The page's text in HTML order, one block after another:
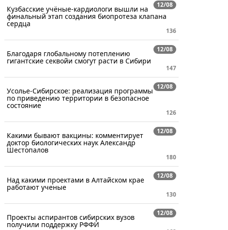
12/08
Кузбасские учёные-кардиологи вышли на
финальный этап создания биопротеза клапана
сердца
136
12/08
Благодаря глобальному потеплению
гигантские секвойи смогут расти в Сибири
147
12/08
Усолье-Сибирское: реализация программы
по приведению территории в безопасное
состояние
126
12/08
Какими бывают вакцины: комментирует
доктор биологических наук Александр
Шестопалов
180
12/08
Над какими проектами в Алтайском крае
работают ученые
130
12/08
Проекты аспирантов сибирских вузов
получили поддержку РФФИ